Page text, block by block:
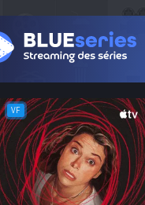
VF